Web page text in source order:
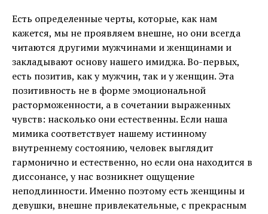
Есть определенные черты, которые, как нам
кажется, мы не проявляем внешне, но они всегда
читаются другими мужчинами и женщинами и
закладывают основу нашего имиджа. Во-первых,
есть позитив, как у мужчин, так и у женщин. Эта
позитивность не в форме эмоциональной
расторможенности, а в сочетании выраженных
чувств: насколько они естественны. Если наша
мимика соответствует нашему истинному
внутреннему состоянию, человек выглядит
гармонично и естественно, но если она находится в
диссонансе, у нас возникнет ощущение
неподлинности. Именно поэтому есть женщины и
девушки, внешне привлекательные, с прекрасным